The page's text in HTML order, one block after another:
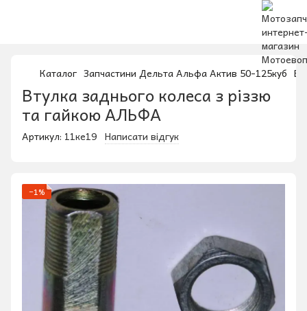
Каталог Запчастини Дельта Альфа Актив 50-125куб
Втулка заднього колеса з різзю
та гайкою АЛЬФА
Артикул: 11ке19 Написати відгук
−1%